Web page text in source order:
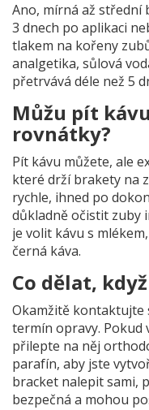
Ano, mírná až střední
3 dnech po aplikaci
tlakem na kořeny
analgetika, sůlová
přetrvává déle než 5
Můžu pít
rovnátky?
Pít kávu můžete, ale
které drží brakety na
rychle, ihned po
důkladně očistit zuby
je volit kávu s
černá káva.
Co dělat,
Okamžitě kontaktujte
termín opravy. Pokud
přilepte na něj
parafín, aby jste
bracket nalepit sami,
bezpečná a mohou